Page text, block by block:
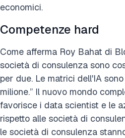
economici.
Competenze hard
Come afferma Roy Bahat di
società di consulenza sono
per due. Le matrici dell'IA
milione.” Il nuovo mondo
favorisce i data scientist e le
rispetto alle società di
le società di consulenza